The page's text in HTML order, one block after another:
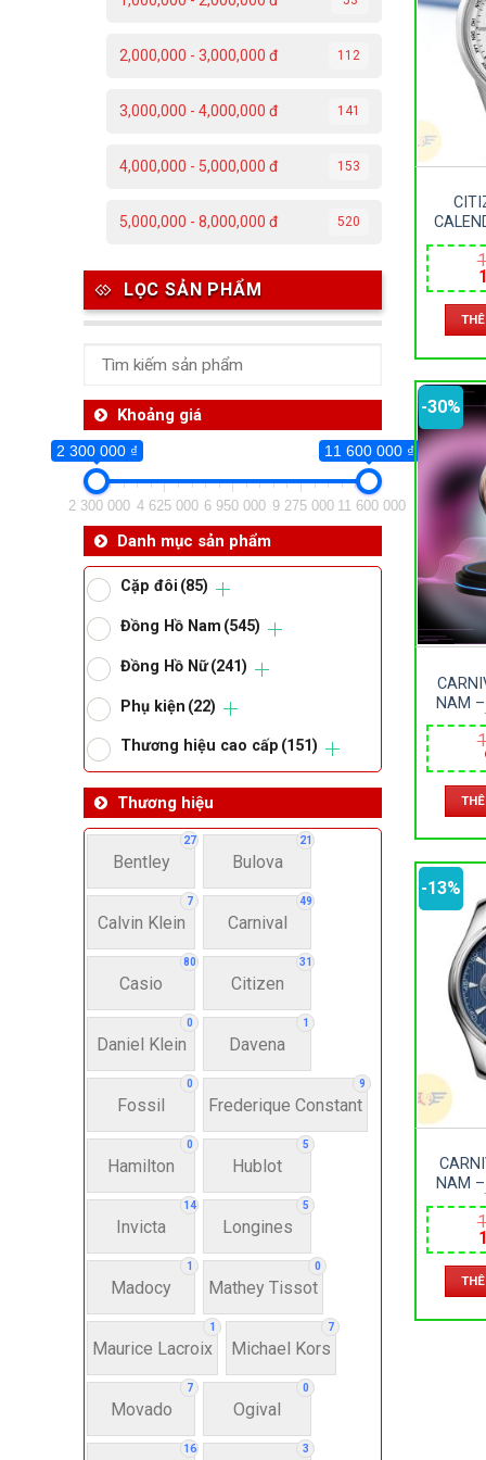
2,000,000 - 3,000,000 đ 112
3,000,000 - 4,000,000 đ 141
4,000,000 - 5,000,000 đ 153
5,000,000 - 8,000,000 đ 520
LỌC SẢN PHẨM
Khoảng giá
2 300 000 ₫ 11 600 000 ₫
2 300 000 4 625 000 6 950 000 9 275 000 11 600 000
Danh mục sản phẩm
Cặp đôi (85)
Đồng Hồ Nam (545)
Đồng Hồ Nữ(241)
Phụ kiện (22)
Thương hiệu cao cấp (151)
Thương hiệu
27
Bentley
21
Bulova
7
Calvin Klein
49
Carnival
80
Casio
31
Citizen
0
Daniel Klein
1
Davena
0
Fossil
9
Frederique Constant
0
Hamilton
5
Hublot
14
Invicta
5
Longines
1
Madocy
0
Mathey Tissot
1
Maurice Lacroix
7
Michael Kors
7
Movado
0
Ogival
16 3
2 300 000 ₫
2 300 000
Anh
NAM
DÂY
SIZE
-30%
NAM
-13%
NAM